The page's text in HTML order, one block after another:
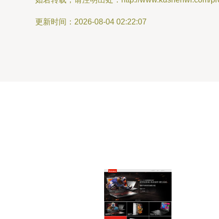
更新时间：2026-08-04 02:22:07